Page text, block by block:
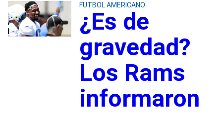
FUTBOL AMERICANO
¿Es de
gravedad?
Los Rams
informaron